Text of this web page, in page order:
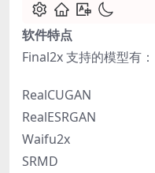
软件特点
Final2x 支持的模型有：
RealCUGAN
RealESRGAN
Waifu2x
SRMD